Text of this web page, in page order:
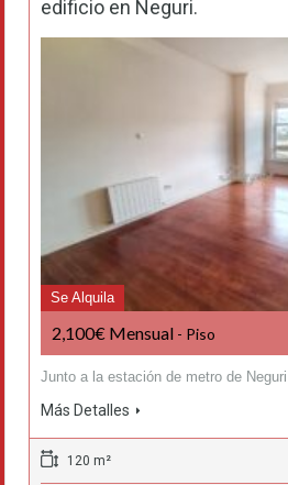
edificio en Neguri.
Se Alquila
2,100€ Mensual - Piso
Junto a la estación de metro de
Más Detalles
120 m²